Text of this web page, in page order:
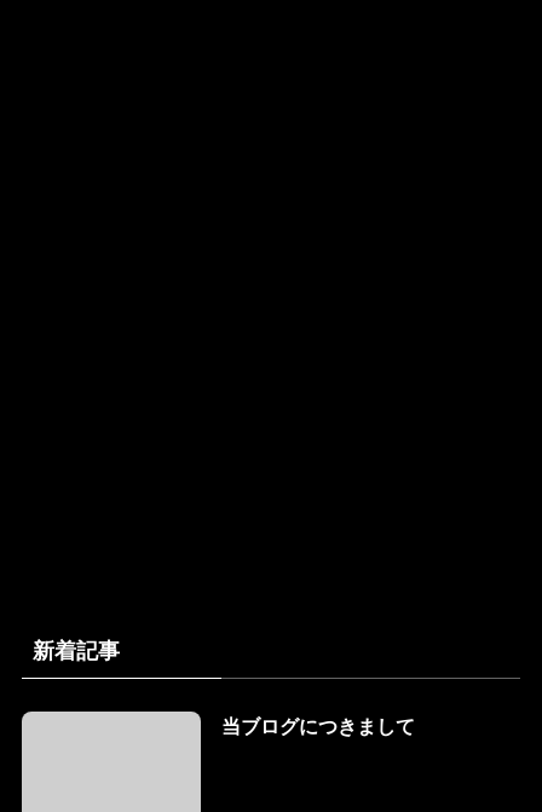
新着記事
当ブログにつきまして